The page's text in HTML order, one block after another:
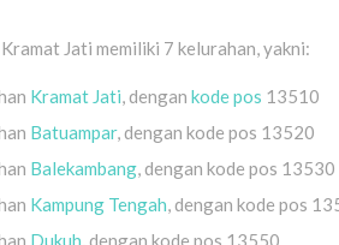
Jati memiliki 7 kelurahan, yakni:
Kramat Jati, dengan kode pos 13510
Batuampar, dengan kode pos 13520
Balekambang, dengan kode pos 13530
Kampung Tengah, dengan kode pos
Dukuh, dengan kode pos 13550